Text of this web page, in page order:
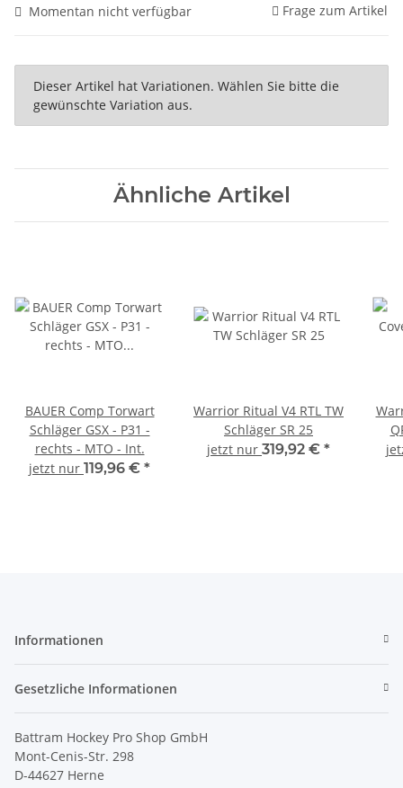
Momentan nicht verfügbar Frage zum Artikel
x
Dieser Artikel hat Variationen. Wählen Sie bitte die
gewünschte Variation aus.
Ähnliche Artikel
BAUER Comp Torwart
Schläger GSX - P31 -
rechts - MTO - Int.
jetzt nur 119,96 € *
Warrior Ritual V4 RTL TW
Schläger SR 25
jetzt nur 319,92 € *
Informationen
Gesetzliche Informationen
Battram Hockey Pro Shop GmbH
Mont-Cenis-Str. 298
D-44627 Herne